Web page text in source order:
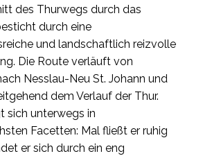
des Thurwegs durch das
durch eine
und landschaftlich reizvolle
Die Route verläuft von
Nesslau-Neu St. Johann und
dem Verlauf der Thur.
sich unterwegs in
Facetten: Mal fließt er ruhig
er sich durch ein eng